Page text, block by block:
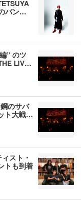
バン…
” のツ
LIV…
のサバ
ト大戦…
スト・
トも到着